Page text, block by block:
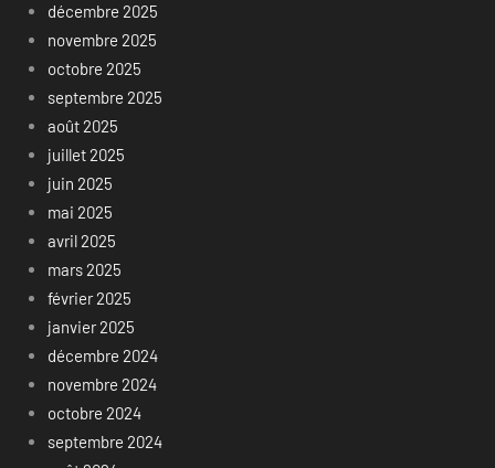
décembre 2025
novembre 2025
octobre 2025
septembre 2025
août 2025
juillet 2025
juin 2025
mai 2025
avril 2025
mars 2025
février 2025
janvier 2025
décembre 2024
novembre 2024
octobre 2024
septembre 2024